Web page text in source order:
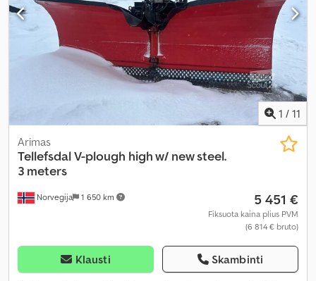
1 / 11
Norvegija 1 650 km
Arimas
TellefsdalV-plough high w/ new steel.
3 meters
5 451 €
Fiksuota kaina plius PVM
(6 814 € bruto)
Klausti Skambinti